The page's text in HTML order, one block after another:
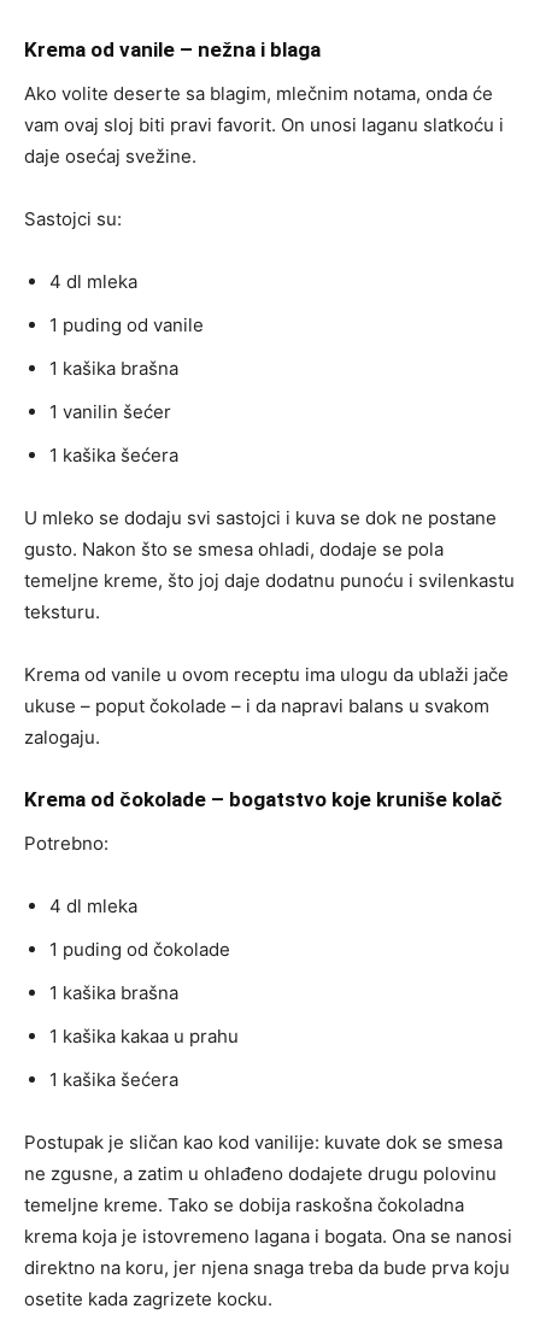
Krema od vanile – nežna i blaga
Ako volite deserte sa blagim, mlečnim notama, onda će
vam ovaj sloj biti pravi favorit. On unosi laganu slatkoću i
daje osećaj svežine.
Sastojci su:
4 dl mleka
1 puding od vanile
1 kašika brašna
1 vanilin šećer
1 kašika šećera
U mleko se dodaju svi sastojci i kuva se dok ne postane
gusto. Nakon što se smesa ohladi, dodaje se pola
temeljne kreme, što joj daje dodatnu punoću i svilenkastu
teksturu.
Krema od vanile u ovom receptu ima ulogu da ublaži jače
ukuse – poput čokolade – i da napravi balans u svakom
zalogaju.
Krema od čokolade – bogatstvo koje kruniše kolač
Potrebno:
4 dl mleka
1 puding od čokolade
1 kašika brašna
1 kašika kakaa u prahu
1 kašika šećera
Postupak je sličan kao kod vanilije: kuvate dok se smesa
ne zgusne, a zatim u ohlađeno dodajete drugu polovinu
temeljne kreme. Tako se dobija raskošna čokoladna
krema koja je istovremeno lagana i bogata. Ona se nanosi
direktno na koru, jer njena snaga treba da bude prva koju
osetite kada zagrizete kocku.